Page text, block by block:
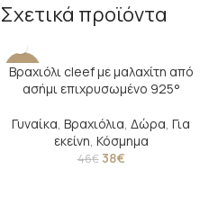
Σχετικά προϊόντα
-17%
Βραχιόλι cleef με μαλαχίτη από
ασήμι επιχρυσωμένο 925°
Γυναίκα, Βραχιόλια, Δώρα, Για
εκείνη, Κόσμημα
46€ 38€